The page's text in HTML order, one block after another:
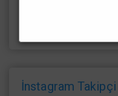
kredilerden her gün
İnstagram Takipçi